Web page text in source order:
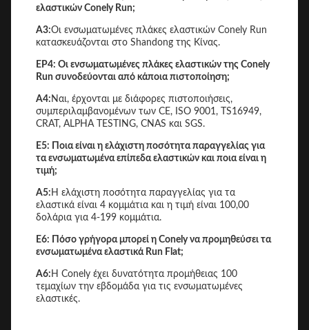
ελαστικών Conely Run;
Α3:Οι ενσωματωμένες πλάκες ελαστικών Conely Run
κατασκευάζονται στο Shandong της Κίνας.
ΕΡ4: Οι ενσωματωμένες πλάκες ελαστικών της Conely
Run συνοδεύονται από κάποια πιστοποίηση;
Α4: Ναι, έρχονται με διάφορες πιστοποιήσεις,
συμπεριλαμβανομένων των CE, ISO 9001, TS16949,
CRAT, ALPHA TESTING, CNAS και SGS.
Ε5: Ποια είναι η ελάχιστη ποσότητα παραγγελίας για
τα ενσωματωμένα επίπεδα ελαστικών και ποια είναι η
τιμή;
Α5: Η ελάχιστη ποσότητα παραγγελίας για τα
ελαστικά είναι 4 κομμάτια και η τιμή είναι 100,00
δολάρια για 4-199 κομμάτια.
Ε6: Πόσο γρήγορα μπορεί η Conely να προμηθεύσει τα
ενσωματωμένα ελαστικά Run Flat;
Α6: Η Conely έχει δυνατότητα προμήθειας 100
τεμαχίων την εβδομάδα για τις ενσωματωμένες
ελαστικές.